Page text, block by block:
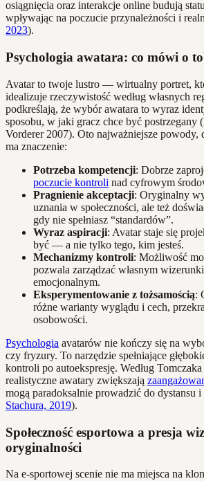
osiągnięcia oraz interakcje online budują
wpływając na poczucie przynależności i
2023).
Psychologia awatara: co mówi o
Avatar to twoje lustro — wirtualny portret,
idealizuje rzeczywistość według własnych
podkreślają, że wybór awatara to wyraz
sposobu, w jaki gracz chce być postrzegany
Vorderer 2007). Oto najważniejsze
ma znaczenie:
Potrzeba kompetencji: Dobrze
poczucie kontroli nad cyfrowym
Pragnienie akceptacji: Oryginalny
uznania w społeczności, ale też
gdy nie spełniasz “standardów”.
Wyraz aspiracji: Avatar staje się
być — a nie tylko tego, kim jesteś.
Mechanizmy kontroli: Możliwość
pozwala zarządzać własnym
emocjonalnym.
Eksperymentowanie z tożsamością:
różne warianty wyglądu i cech,
osobowości.
Psychologia avatarów nie kończy się na
czy fryzury. To narzędzie spełniające
kontroli po autoekspresję. Według
realistyczne awatary zwiększają
mogą paradoksalnie prowadzić do dystansu
Stachura, 2019).
Społeczność esportowa a presja
oryginalności
Na e-sportowej scenie nie ma miejsca na